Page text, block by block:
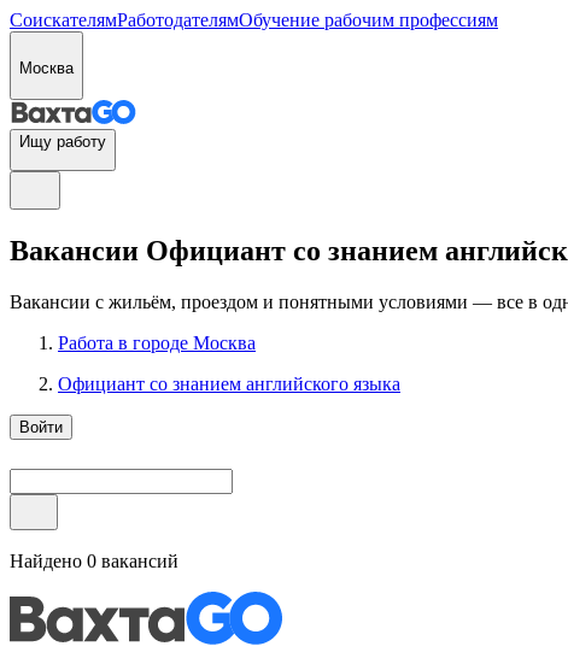
СоискателямРаботодателямОбучение рабочим профессиям
Москва
Ищу работу
Вакансии Официант со знанием
Вакансии с жильём, проездом и понятными условиями — все в
Работа в городе Москва
Официант со знанием английского языка
Войти
Найдено 0 вакансий